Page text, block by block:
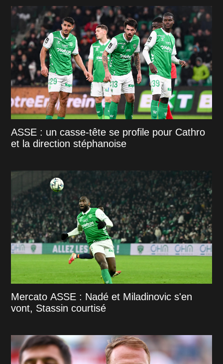
ASSE : un casse-tête se profile pour Cathro
et la direction stéphanoise
Mercato ASSE : Nadé et Miladinovic s'en
vont, Stassin courtisé